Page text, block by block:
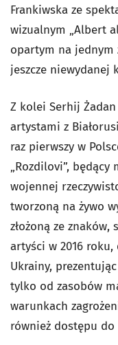
Frankiwska ze
wizualnym „Albert
opartym na jednym
jeszcze niewydanej
Z kolei Serhij
artystami z
raz pierwszy w
„Rozdilovi”,
wojennej
tworzoną na żywo
złożoną ze znaków,
artyści w 2016
Ukrainy,
tylko od zasobów
warunkach
również dostępu